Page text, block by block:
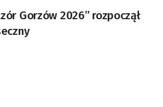
Gorzów 2026” rozpoczął